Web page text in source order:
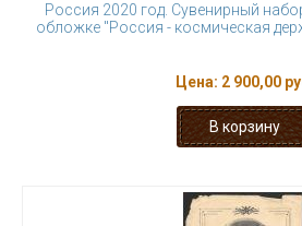
Россия 2020 год. Сувенирный
обложке "Россия - космическая
Цена: 2 900,00